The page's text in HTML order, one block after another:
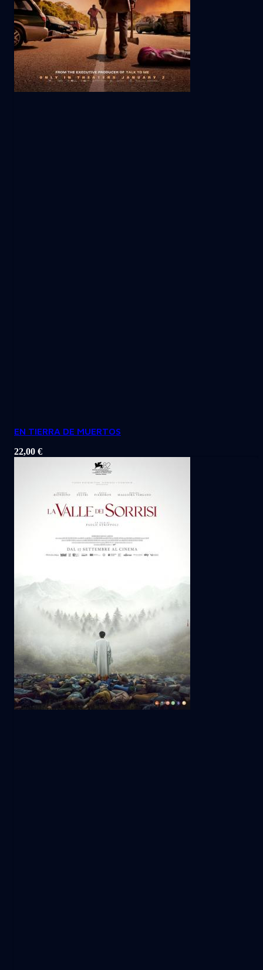
EN TIERRA DE MUERTOS
22,00 €